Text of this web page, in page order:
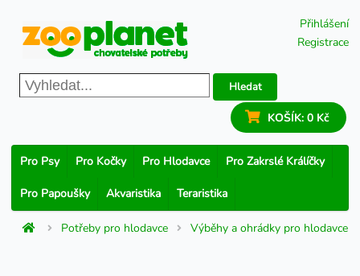
Přihlášení
Registrace
Hledat
KOŠÍK: 0 Kč
Pro Psy Pro Kočky Pro Hlodavce Pro Zakrslé Králíčky
Pro Papoušky Akvaristika Teraristika
Potřeby pro hlodavce Výběhy a ohrádky pro hlodavce